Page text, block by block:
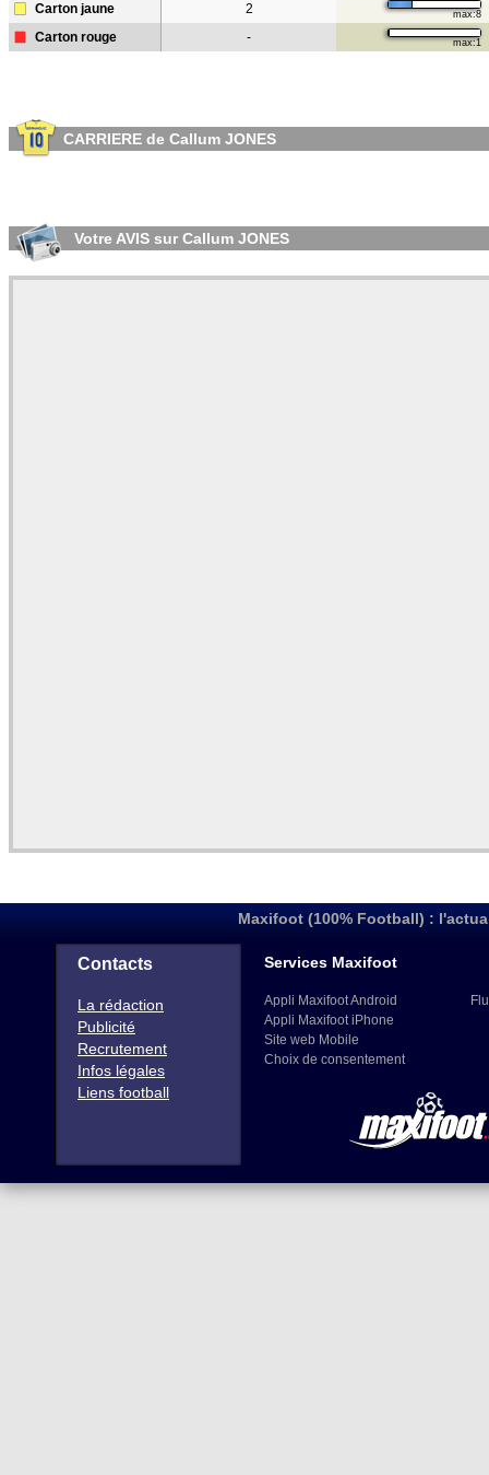
Carton jaune 2 max:8
Carton rouge - max:1
CARRIERE de Callum JONES
Votre AVIS sur Callum JONES
Maxifoot (100% Football) :
Contacts
La rédaction
Publicité
Recrutement
Infos légales
Liens football
Services Maxifoot
Appli Maxifoot Android
Appli Maxifoot iPhone
Site web Mobile
Choix de consentement